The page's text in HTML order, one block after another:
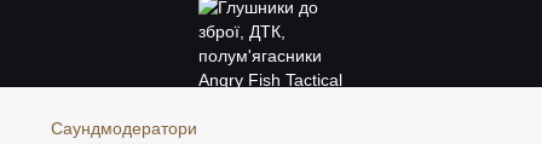
Саундмодератори